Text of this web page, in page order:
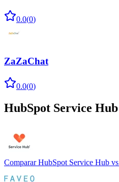
0.0(0)
ZaZaChat
0.0(0)
HubSpot Service Hub
Comparar HubSpot Service Hub vs